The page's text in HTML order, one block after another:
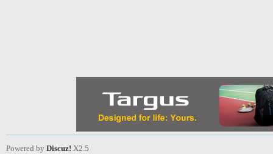
Powered by Discuz! X2.5